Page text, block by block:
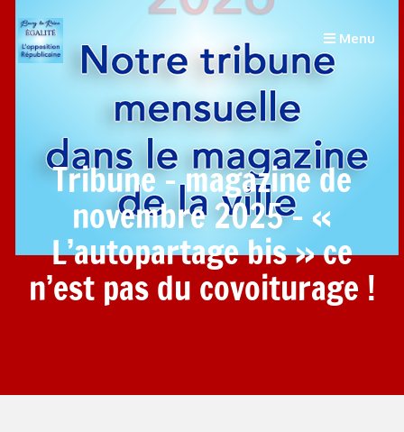
Menu
Tribune – magazine de
novembre 2025 – «
L’autopartage bis » ce
n’est pas du covoiturage !